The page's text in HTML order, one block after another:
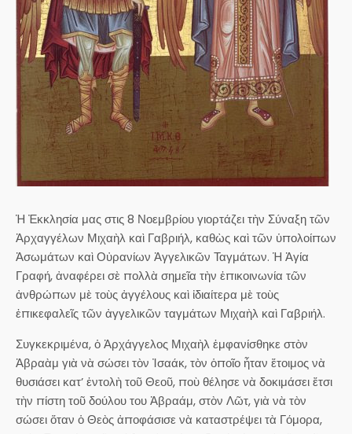
Ἡ Ἐκκλησία μας στις 8 Νοεμβρίου γιορτάζει τὴν Σύναξη τῶν
Ἀρχαγγέλων Μιχαὴλ καὶ Γαβριήλ, καθὼς καὶ τῶν ὑπολοίπων
Ἀσωμάτων καὶ Οὐρανίων Ἀγγελικῶν Ταγμάτων. Ἡ Ἁγία
Γραφή, ἀναφέρει σὲ πολλὰ σημεῖα τὴν ἐπικοινωνία τῶν
ἀνθρώπων μὲ τοὺς ἀγγέλους καὶ ἰδιαίτερα μὲ τοὺς
ἐπικεφαλεῖς τῶν ἀγγελικῶν ταγμάτων Μιχαὴλ καὶ Γαβριήλ.
Συγκεκριμένα, ὁ Ἀρχάγγελος Μιχαὴλ ἐμφανίσθηκε στὸν
Ἀβραὰμ γιὰ νὰ σώσει τὸν Ἰσαάκ, τὸν ὁποῖο ἦταν ἕτοιμος νὰ
θυσιάσει κατ’ ἐντολὴ τοῦ Θεοῦ, ποὺ θέλησε νὰ δοκιμάσει ἔτσι
τὴν πίστη τοῦ δούλου του Ἀβραάμ, στὸν Λῶτ, γιὰ νὰ τὸν
σώσει ὅταν ὁ Θεὸς ἀποφάσισε νὰ καταστρέψει τὰ Γόμορα,